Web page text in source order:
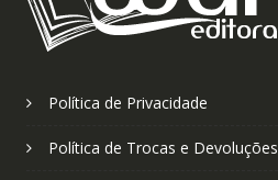
Política de Privacidade
Política de Trocas e Devoluções